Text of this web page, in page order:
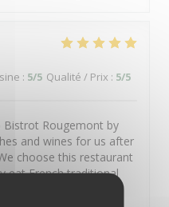
: 5/5 Qualité / Prix : 5/5
Rougemont by
and wines for us after
choose this restaurant
eat French traditional
tourists and the